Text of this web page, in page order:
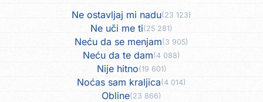
Ne ostavljaj mi nadu(23 123)
Ne uči me ti(25 281)
Neću da se menjam(3 905)
Neću da te dam(4 088)
Nije hitno(19 601)
Noćas sam kraljica(4 014)
Obline(23 866)